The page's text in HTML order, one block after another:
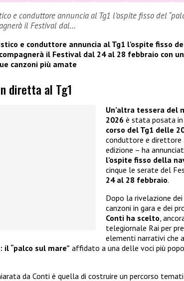
e conduttore annuncia al Tg1 l’ospite fisso del
il Festival dal…
e conduttore annuncia al Tg1 l’ospite fisso
il Festival dal 24 al 28 febbraio con
canzoni più amate
diretta al Tg1
Un’altra tessera del
2026 è stata posata
corso del Tg1 delle
conduttore e direttore
edizione – ha
l’ospite fisso della
cinque le serate del
24 al 28 febbraio.
Dopo la rivelazione
canzoni in gara e dei
Conti ha scelto,
telegiornale Rai per
elementi narrativi che
il “palco sul mare” affidato a una delle voci più
da Conti è quella di costruire un percorso